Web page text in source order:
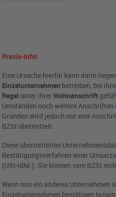
Praxis-Info!
Eine Ursache hierfür kann darin
Einzelunternehmen betreiben, bei
Regel unter ihrerWohnanschrift
Umständen noch weitere
Gründen wird jedoch nur eine
BZSt übermittelt.
Diese übermittelten
Bestätigungsverfahren einer
(USt-IdNr.). Sie können vom BZSt
Wenn nun ein anderes Unternehmen
Einzelunternehmen bestätigen